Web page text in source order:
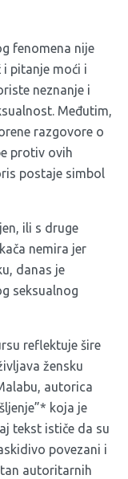
fenomena nije
i pitanje moći i
neznanje i
Međutim,
razgovore o
protiv ovih
postaje simbol
ili s druge
nemira jer
danas je
seksualnog
reflektuje šire
žensku
autorica
koja je
tekst ističe da su
povezani i
autoritarnih